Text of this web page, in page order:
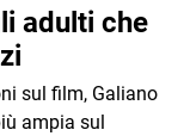
adulti che
sul film, Galiano
ampia sul